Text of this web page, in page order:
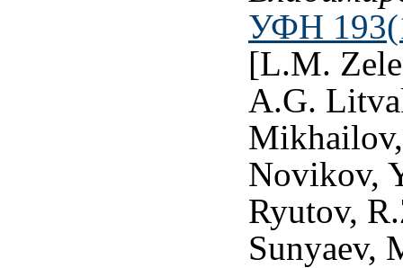
УФН
[L.M.
A.G.
Novikov,
Ryutov,
Sunyaev,